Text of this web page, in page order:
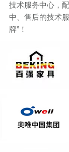
技术服务中心，
中、售后的技术
牌”！